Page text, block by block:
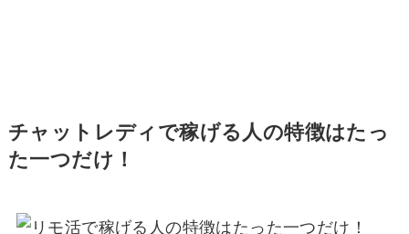
チャットレディで稼げる人の特徴はたっ
た一つだけ！